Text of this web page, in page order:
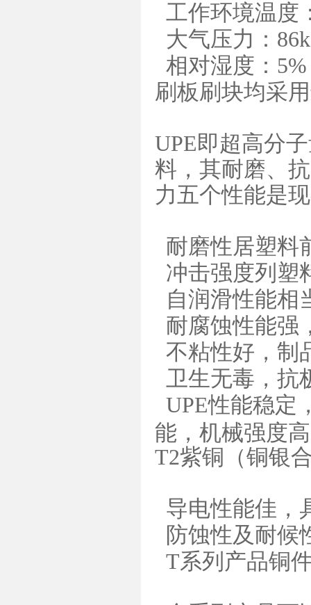
工作环境温
大气压力：
相对湿度：5%
刷板刷块均采
UPE即超高分
料，其耐磨、
力五个性能是
耐磨性居塑料
冲击强度列塑
自润滑性能相
耐腐蚀性能强
不粘性好，制
卫生无毒，抗
UPE性能稳定
能，机械强度
T2紫铜（铜银
导电性能佳，
防蚀性及耐候
T系列产品铜